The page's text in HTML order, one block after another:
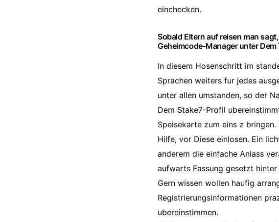
einchecken.
Sobald Eltern auf reisen man
Geheimcode-Manager unter
In diesem Hosenschritt im
Sprachen weiters fur jedes
unter allen umstanden, so der
Dem Stake7-Profil
Speisekarte zum eins z
Hilfe, vor Diese einlosen. Ein
anderem die einfache Anlass
aufwarts Fassung gesetzt
Gern wissen wollen haufig
Registrierungsinformationen
ubereinstimmen.